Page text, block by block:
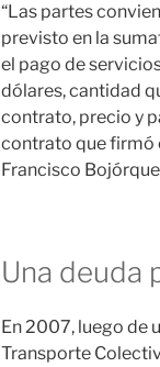
“Las partes
previsto en la
el pago de
dólares, cantidad
contrato, precio y
contrato que firmó
Francisco
Una deuda
En 2007, luego de
Transporte